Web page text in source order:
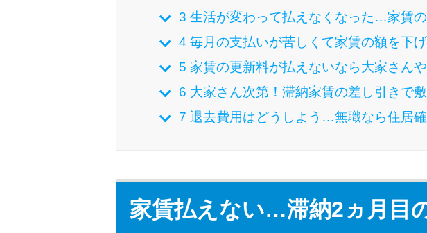
3 生活が変わって払えなくなった…家賃
4 毎月の支払いが苦しくて家賃の額を下
5 家賃の更新料が払えないなら大家さん
6 大家さん次第！滞納家賃の差し引きで
7 退去費用はどうしよう…無職なら住居
家賃払えない…滞納2ヵ月目